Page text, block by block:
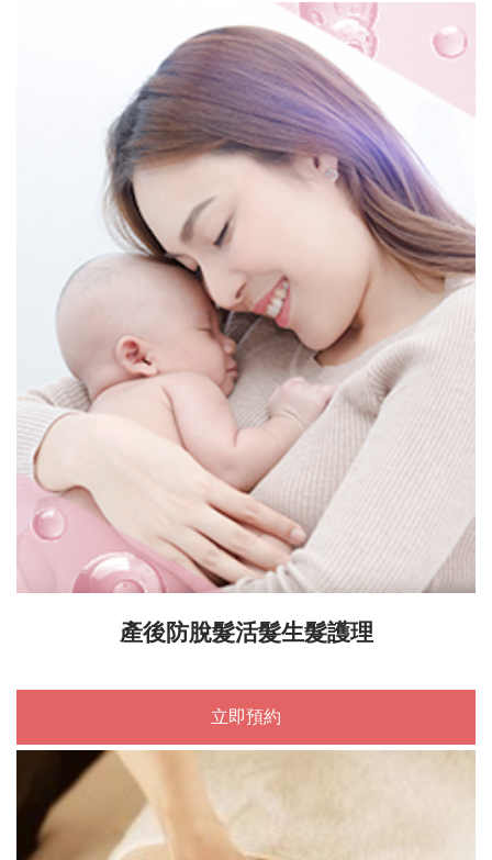
產後防脫髮活髮生髮護理
立即預約